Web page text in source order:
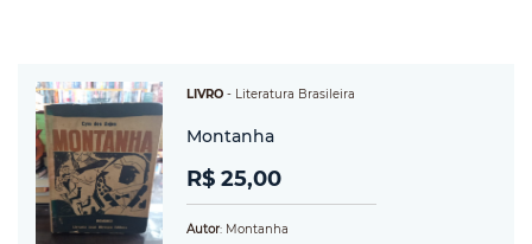
LIVRO - Literatura Brasileira
Montanha
R$ 25,00
Autor: Montanha